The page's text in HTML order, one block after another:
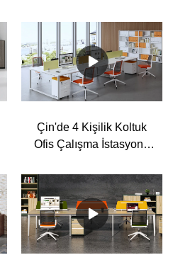
Çin'de 4 Kişilik Koltuk
Ofis Çalışma İstasyonu